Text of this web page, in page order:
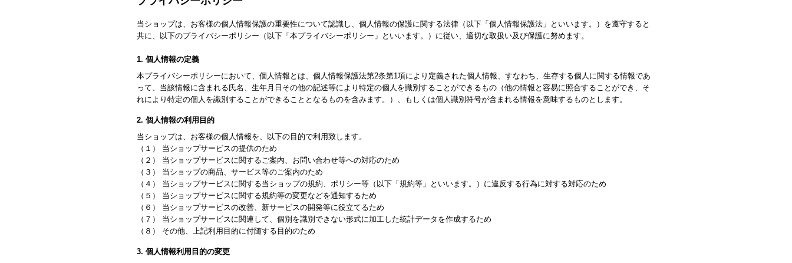
当ショップは、お客様の個人情報保護の重要性について認識し、個人情報の保護に関する法律（以下「個人情報保護法」といいます。）を遵守すると
共に、以下のプライバシーポリシー（以下「本プライバシーポリシー」といいます。）に従い、適切な取扱い及び保護に努めます。
1. 個人情報の定義
本プライバシーポリシーにおいて、個人情報とは、個人情報保護法第2条第1項により定義された個人情報、すなわち、生存する個人に関する情報であ
って、当該情報に含まれる氏名、生年月日その他の記述等により特定の個人を識別することができるもの（他の情報と容易に照合することができ、そ
れにより特定の個人を識別することができることとなるものを含みます。）、もしくは個人識別符号が含まれる情報を意味するものとします。
2. 個人情報の利用目的
当ショップは、お客様の個人情報を、以下の目的で利用致します。
（１） 当ショップサービスの提供のため
（２） 当ショップサービスに関するご案内、お問い合わせ等への対応のため
（３） 当ショップの商品、サービス等のご案内のため
（４） 当ショップサービスに関する当ショップの規約、ポリシー等（以下「規約等」といいます。）に違反する行為に対する対応のため
（５） 当ショップサービスに関する規約等の変更などを通知するため
（６） 当ショップサービスの改善、新サービスの開発等に役立てるため
（７） 当ショップサービスに関連して、個別を識別できない形式に加工した統計データを作成するため
（８） その他、上記利用目的に付随する目的のため
3. 個人情報利用目的の変更